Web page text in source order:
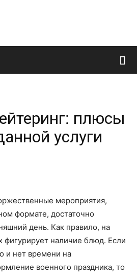
Французский
и
о
плюсы
услуги
мероприятия,
формате, достаточно
день. Как правило, на
фигурирует наличие блюд. Если
и нет времени на
военного праздника, то